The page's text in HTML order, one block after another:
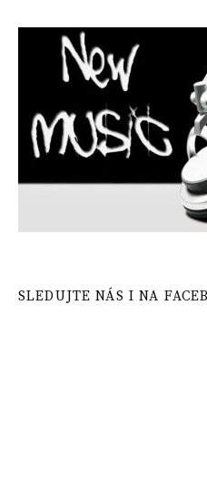
SLEDUJTE NÁS I NA